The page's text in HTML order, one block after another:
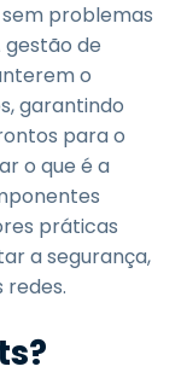
problemas
de
o
garantindo
para o
o que é a
práticas
a segurança,
redes.